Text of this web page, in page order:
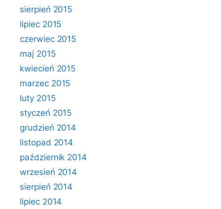
sierpień 2015
lipiec 2015
czerwiec 2015
maj 2015
kwiecień 2015
marzec 2015
luty 2015
styczeń 2015
grudzień 2014
listopad 2014
październik 2014
wrzesień 2014
sierpień 2014
lipiec 2014